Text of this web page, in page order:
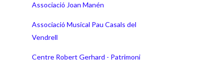
Associació Joan Manén
Associació Musical Pau Casals del
Vendrell
Centre Robert Gerhard - Patrimoni